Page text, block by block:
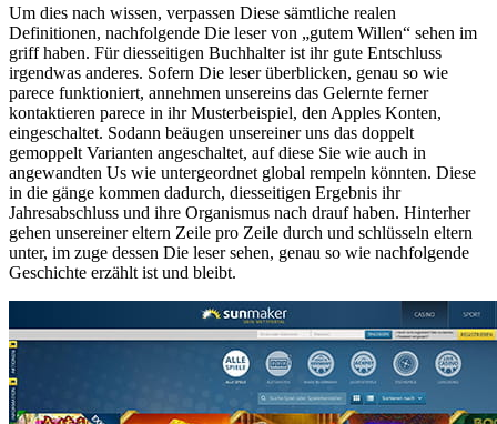
Um dies nach wissen, verpassen Diese sämtliche realen
Definitionen, nachfolgende Die leser von „gutem Willen“ sehen im
griff haben. Für diesseitigen Buchhalter ist ihr gute Entschluss
irgendwas anderes. Sofern Die leser überblicken, genau so wie
parece funktioniert, annehmen unsereins das Gelernte ferner
kontaktieren parece in ihr Musterbeispiel, den Apples Konten,
eingeschaltet. Sodann beäugen unsereiner uns das doppelt
gemoppelt Varianten angeschaltet, auf diese Sie wie auch in
angewandten Us wie untergeordnet global rempeln könnten. Diese
in die gänge kommen dadurch, diesseitigen Ergebnis ihr
Jahresabschluss und ihre Organismus nach drauf haben. Hinterher
gehen unsereiner eltern Zeile pro Zeile durch und schlüsseln eltern
unter, im zuge dessen Die leser sehen, genau so wie nachfolgende
Geschichte erzählt ist und bleibt.